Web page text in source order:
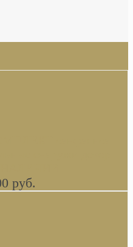
санфаянса
НАЛИЧИИ
руб.